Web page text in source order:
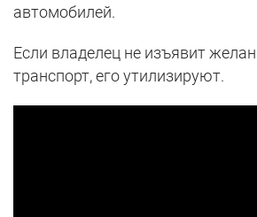
автомобилей.
Если владелец не изъявит
транспорт, его утилизируют.